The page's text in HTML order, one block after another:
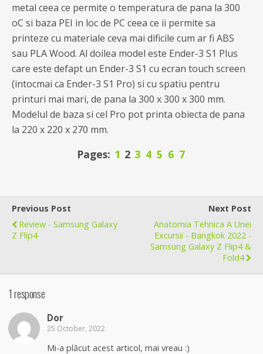
metal ceea ce permite o temperatura de pana la 300
oC si baza PEI in loc de PC ceea ce ii permite sa
printeze cu materiale ceva mai dificile cum ar fi ABS
sau PLA Wood. Al doilea model este Ender-3 S1 Plus
care este defapt un Ender-3 S1 cu ecran touch screen
(intocmai ca Ender-3 S1 Pro) si cu spatiu pentru
printuri mai mari, de pana la 300 x 300 x 300 mm.
Modelul de baza si cel Pro pot printa obiecta de pana
la 220 x 220 x 270 mm.
Pages: 1 2 3 4 5 6 7
Previous Post
Review - Samsung Galaxy
Z Flip4
Next Post
Anatomia Tehnica A Unei
Excursii - Bangkok 2022 -
Samsung Galaxy Z Flip4 &
Fold4
1 response
Dor
25 October, 2022
Mi-a plăcut acest articol, mai vreau :)